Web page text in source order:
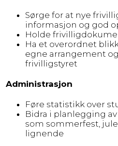
Sørge for at nye
informasjon og god
Holde
Ha et overordnet
egne arrangement
frivilligstyret
Administrasjon
Føre statistikk over
Bidra i planlegging
som sommerfest,
lignende